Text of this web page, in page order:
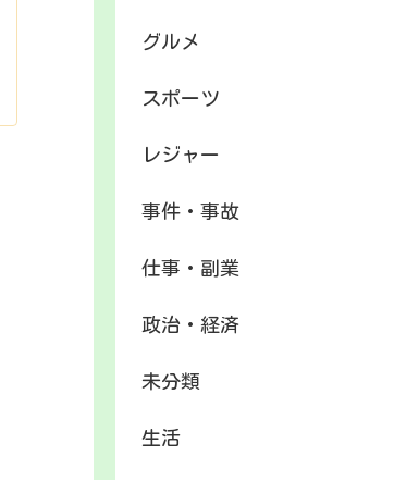
グルメ
スポーツ
レジャー
事件・事故
仕事・副業
政治・経済
未分類
生活